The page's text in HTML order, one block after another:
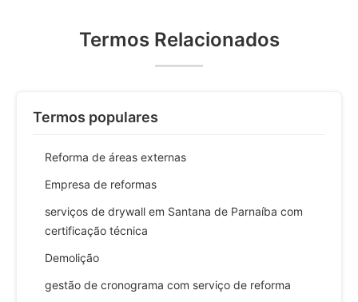
Termos Relacionados
Termos populares
Reforma de áreas externas
Empresa de reformas
serviços de drywall em Santana de Parnaíba com
certificação técnica
Demolição
gestão de cronograma com serviço de reforma